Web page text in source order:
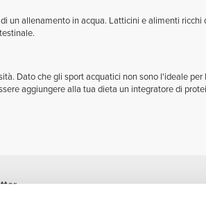
un allenamento in acqua. Latticini e alimenti ricchi
Dato che gli sport acquatici non sono l'ideale
aggiungere alla tua dieta un integratore di